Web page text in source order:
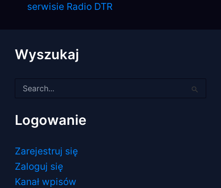
serwisie Radio DTR
Wyszukaj
dla:
Logowanie
Zarejestruj się
Zaloguj się
Kanał wpisów